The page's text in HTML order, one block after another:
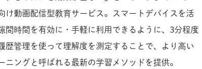
け動画配信型教育サービス。スマートデバイスを活
間時間を有効に・手軽に利用できるように、3分程度
歴管理を使って理解度を測定することで、より高い
ニングと呼ばれる最新の学習メソッドを提供。